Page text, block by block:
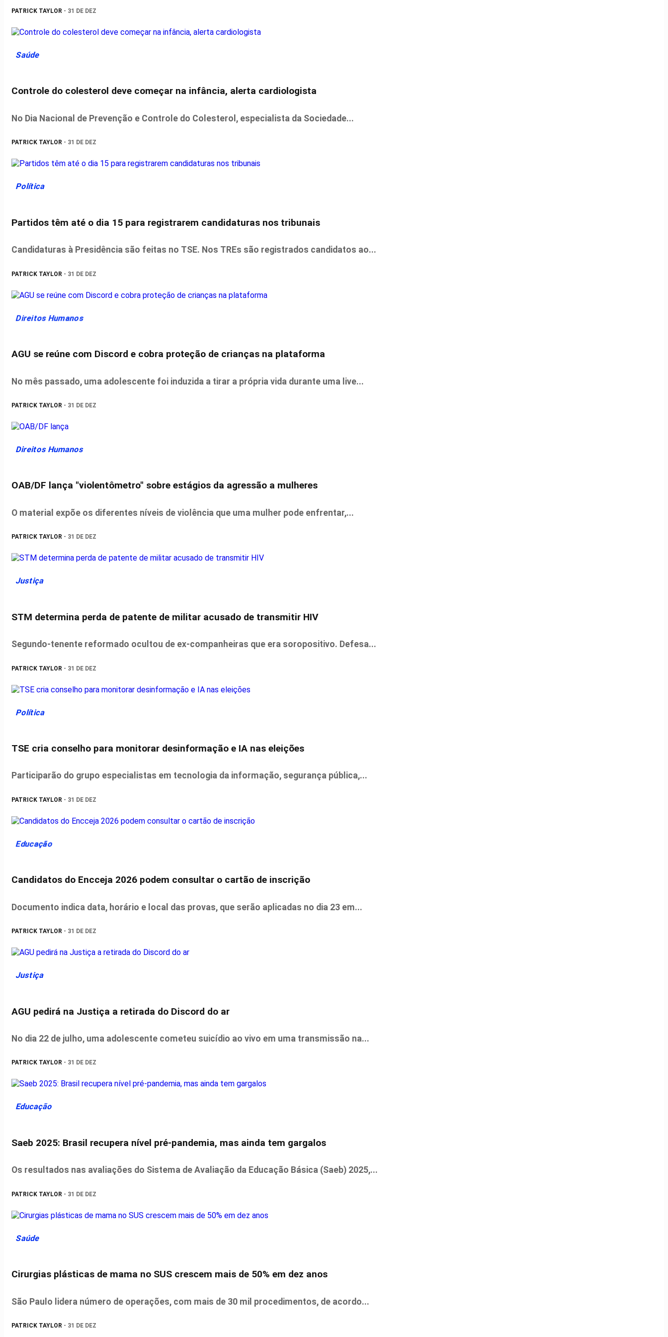
PATRICK TAYLOR - 31 DE DEZ
Saúde
Controle do colesterol deve começar na infância, alerta cardiologista
No Dia Nacional de Prevenção e Controle do Colesterol, especialista da Sociedade...
PATRICK TAYLOR - 31 DE DEZ
Política
Partidos têm até o dia 15 para registrarem candidaturas nos tribunais
Candidaturas à Presidência são feitas no TSE. Nos TREs são registrados candidatos ao...
PATRICK TAYLOR - 31 DE DEZ
Direitos Humanos
AGU se reúne com Discord e cobra proteção de crianças na plataforma
No mês passado, uma adolescente foi induzida a tirar a própria vida durante uma live...
PATRICK TAYLOR - 31 DE DEZ
Direitos Humanos
OAB/DF lança "violentômetro" sobre estágios da agressão a mulheres
O material expõe os diferentes níveis de violência que uma mulher pode enfrentar,...
PATRICK TAYLOR - 31 DE DEZ
Justiça
STM determina perda de patente de militar acusado de transmitir HIV
Segundo-tenente reformado ocultou de ex-companheiras que era soropositivo. Defesa...
PATRICK TAYLOR - 31 DE DEZ
Política
TSE cria conselho para monitorar desinformação e IA nas eleições
Participarão do grupo especialistas em tecnologia da informação, segurança pública,...
PATRICK TAYLOR - 31 DE DEZ
Educação
Candidatos do Encceja 2026 podem consultar o cartão de inscrição
Documento indica data, horário e local das provas, que serão aplicadas no dia 23 em...
PATRICK TAYLOR - 31 DE DEZ
Justiça
AGU pedirá na Justiça a retirada do Discord do ar
No dia 22 de julho, uma adolescente cometeu suicídio ao vivo em uma transmissão na...
PATRICK TAYLOR - 31 DE DEZ
Educação
Saeb 2025: Brasil recupera nível pré-pandemia, mas ainda tem gargalos
Os resultados nas avaliações do Sistema de Avaliação da Educação Básica (Saeb) 2025,...
PATRICK TAYLOR - 31 DE DEZ
Saúde
Cirurgias plásticas de mama no SUS crescem mais de 50% em dez anos
São Paulo lidera número de operações, com mais de 30 mil procedimentos, de acordo...
PATRICK TAYLOR - 31 DE DEZ